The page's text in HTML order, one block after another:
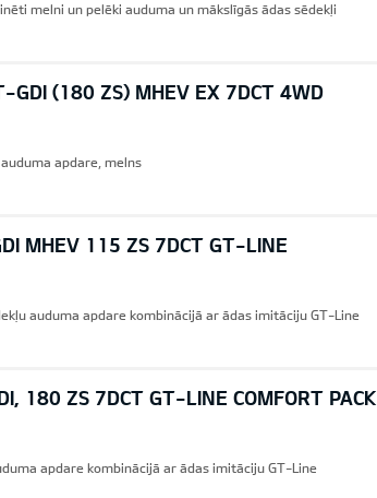
melni un pelēki auduma un mākslīgās ādas sēdekļi
GDI (180 ZS) MHEV EX 7DCT 4WD
apdare, melns
MHEV 115 ZS 7DCT GT-LINE
auduma apdare kombinācijā ar ādas imitāciju GT-Line
180 ZS 7DCT GT-LINE COMFORT PACK
apdare kombinācijā ar ādas imitāciju GT-Line